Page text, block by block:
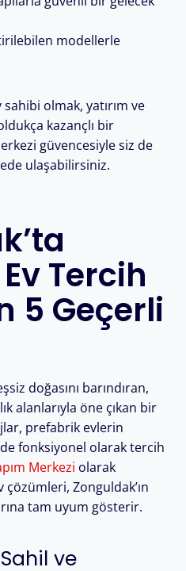
modellerle
olmak, yatırım ve
kazançlı bir
güvencesiyle siz de
ulaşabilirsiniz.
Tercih
5 Geçerli
doğasını barındıran,
alanlarıyla öne çıkan bir
prefabrik evlerin
fonksiyonel olarak tercih
Merkezi olarak
Zonguldak’ın
tam uyum gösterir.
ve